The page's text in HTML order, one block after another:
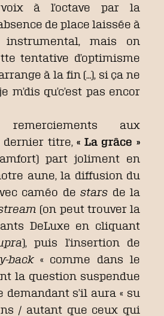
à l’octave par la
de place laissée à
mais on
tentative d’optimisme
à la fin (…), si ça ne
m’dis qu’c’est pas encor
aux
dernier titre,« La grâce »
part joliment en
aune, la diffusion du
caméo de stars de la
(on peut trouver la
DeLuxe en cliquant
), puis l’insertion de
back« comme dans le
la question suspendue
demandant s’il aura « su
/ autant que ceux qui